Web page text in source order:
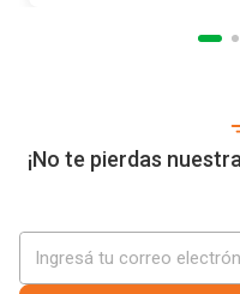
¡No te pierdas